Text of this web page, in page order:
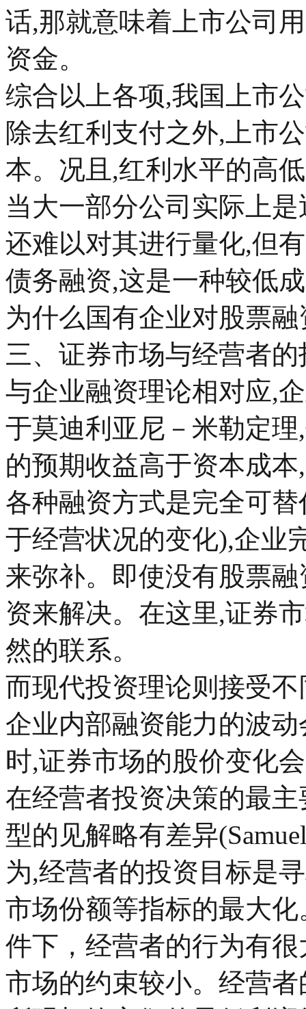
话,那就意味着上市公司
资金。
综合以上各项,我国上市
除去红利支付之外,上市
本。况且,红利水平的高
当大一部分公司实际上
还难以对其进行量化,但
债务融资,这是一种较低
为什么国有企业对股票
三、证券市场与经营者
与企业融资理论相对应,
于莫迪利亚尼－米勒定
的预期收益高于资本成
各种融资方式是完全可
于经营状况的变化),企业
来弥补。即使没有股票
资来解决。在这里,证券
然的联系。
而现代投资理论则接受
企业内部融资能力的波
时,证券市场的股价变化
在经营者投资决策的最
型的见解略有差异
为,经营者的投资目标是
市场份额等指标的最大
件下，经营者的行为有
市场的约束较小。经营